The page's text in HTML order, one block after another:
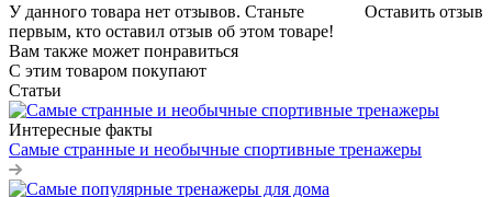
Оставить отзыв
У данного товара нет отзывов. Станьте
первым, кто оставил отзыв об этом товаре!
Вам также может понравиться
С этим товаром покупают
Статьи
Интересные факты
Самые странные и необычные спортивные тренажеры